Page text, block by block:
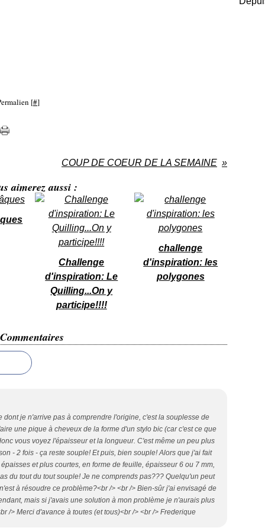
[#]
COUP DE COEUR DE LA SEMAINE
aimerez aussi :
Challenge
d'inspiration: Le
Quilling...On y
participe!!!!
challenge
d'inspiration: les
polygones
Commentaires
je n'arrive pas à comprendre l'origine, c'est la souplesse de
une pique à cheveux de la forme d'un stylo bic (car c'est ce que
vous voyez l'épaisseur et la longueur. C'est même un peu plus
- 2 fois - ça reste souple! Et puis, bien souple! Alors que j'ai fait
et plus courtes, en forme de feuille, épaisseur 6 ou 7 mm,
du tout du tout souple! Je ne comprends pas??? Quelqu'un peut
à résoudre ce problème?<br /> <br /> Bien-sûr j'ai envisagé de
mais si j'avais une solution à mon problème je n'aurais plus
/> Merci d'avance à toutes (et tous)<br /> <br /> Frederique